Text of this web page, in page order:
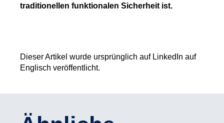
traditionellen funktionalen Sicherheit ist.
Dieser Artikel wurde ursprünglich auf LinkedIn auf
Englisch veröffentlicht.